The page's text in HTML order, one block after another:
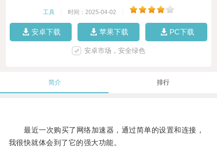
工具 时间：2025-04-02
安卓下载 苹果下载 PC下载
安卓市场，安全绿色
简介 排行
最近一次购买了网络加速器，通过简单的设置和连接，
我很快就体会到了它的强大功能。